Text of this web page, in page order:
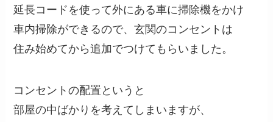
延長コードを使って外にある車に掃除機をかけ
車内掃除ができるので、玄関のコンセントは
住み始めてから追加でつけてもらいました。
コンセントの配置というと
部屋の中ばかりを考えてしまいますが、